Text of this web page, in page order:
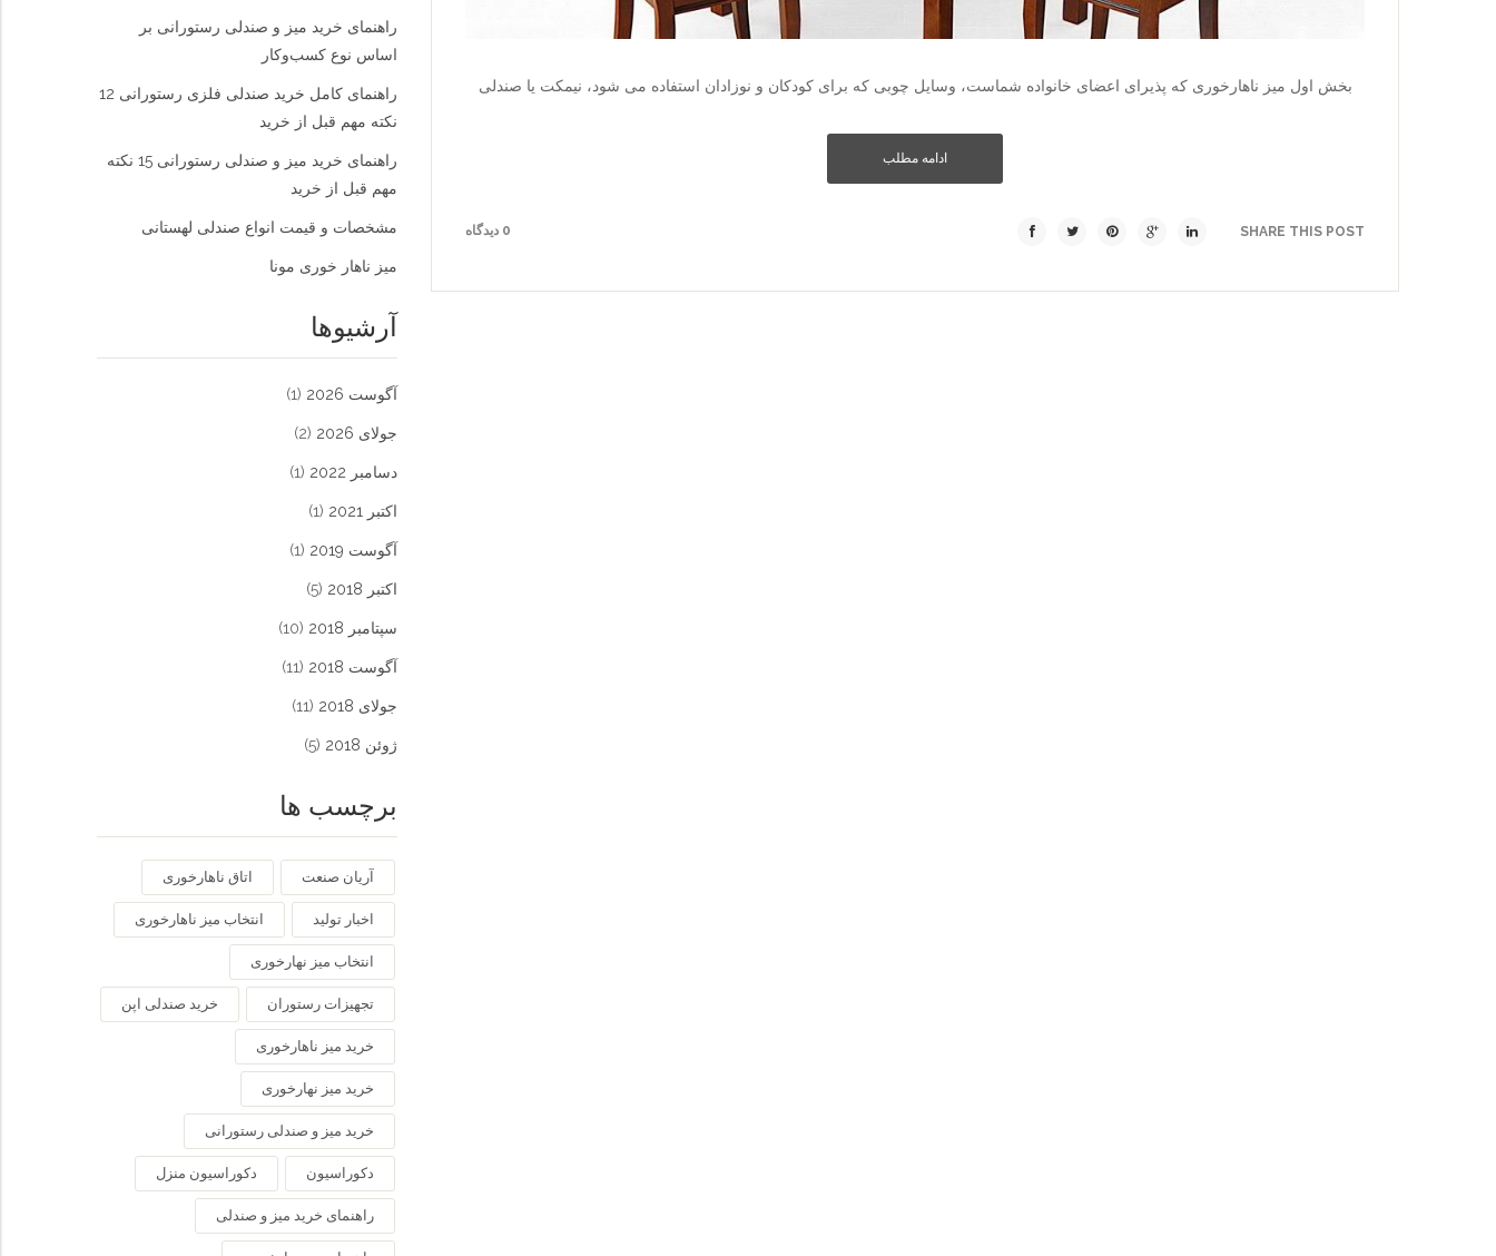
راهنمای خرید میز و صندلی رستورانی بر
اساس نوع کسب‌و‌کار
راهنمای کامل خرید صندلی فلزی رستورانی 12
نکته مهم قبل از خرید
راهنمای خرید میز و صندلی رستورانی 15 نکته
مهم قبل از خرید
مشخصات و قیمت انواع صندلی لهستانی
میز ناهار خوری مونا
آرشیوها
آگوست 2026 (1)
جولای 2026 (2)
دسامبر 2022 (1)
اکتبر 2021 (1)
آگوست 2019 (1)
اکتبر 2018 (5)
سپتامبر 2018 (10)
آگوست 2018 (11)
جولای 2018 (11)
ژوئن 2018 (5)
برچسب ها
آریان صنعت اتاق ناهارخوری
اخبار تولید انتخاب میز ناهارخوری
انتخاب میز نهارخوری
تجهیزات رستوران خرید صندلی اپن
خرید میز ناهارخوری
خرید میز نهارخوری
خرید میز و صندلی رستورانی
دکوراسیون دکوراسیون منزل
راهنمای خرید میز و صندلی
بخش اول میز ناهارخوری که پذیرای اعضای خانواده شماست، وسایل چوبی که برای کودکان و نوزادان استفاده می شود، نیمکت یا صندلی
ادامه مطلب
SHARE THIS POST 0 دیدگاه